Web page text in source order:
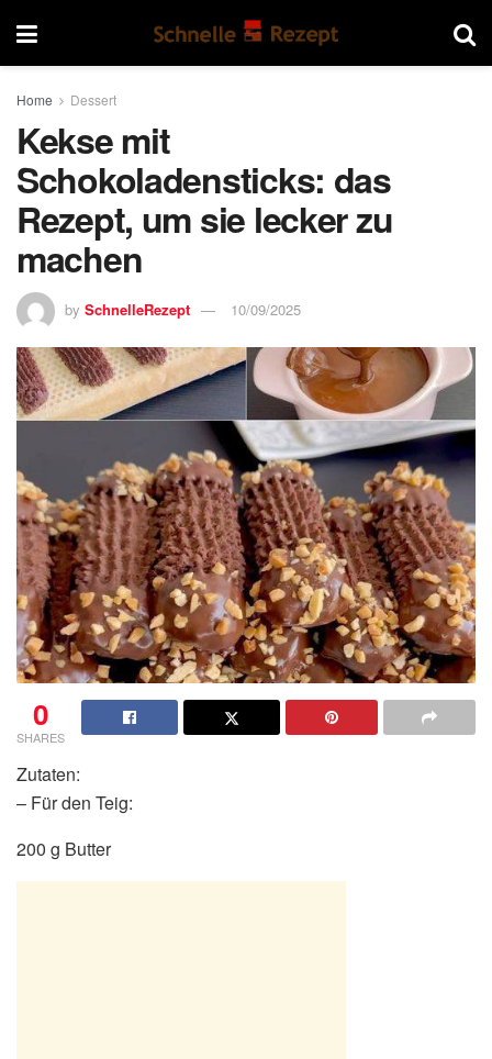
Home Dessert
Kekse mit
Schokoladensticks: das
Rezept, um sie lecker zu
machen
by SchnelleRezept 10/09/2025
0
SHARES
Zutaten:
– Für den Teig:
200 g Butter